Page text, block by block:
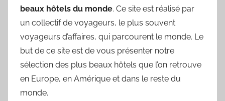
beaux hôtels du monde. Ce site est réalisé par
un collectif de voyageurs, le plus souvent
voyageurs d’affaires, qui parcourent le monde. Le
but de ce site est de vous présenter notre
sélection des plus beaux hôtels que l’on retrouve
en Europe, en Amérique et dans le reste du
monde.